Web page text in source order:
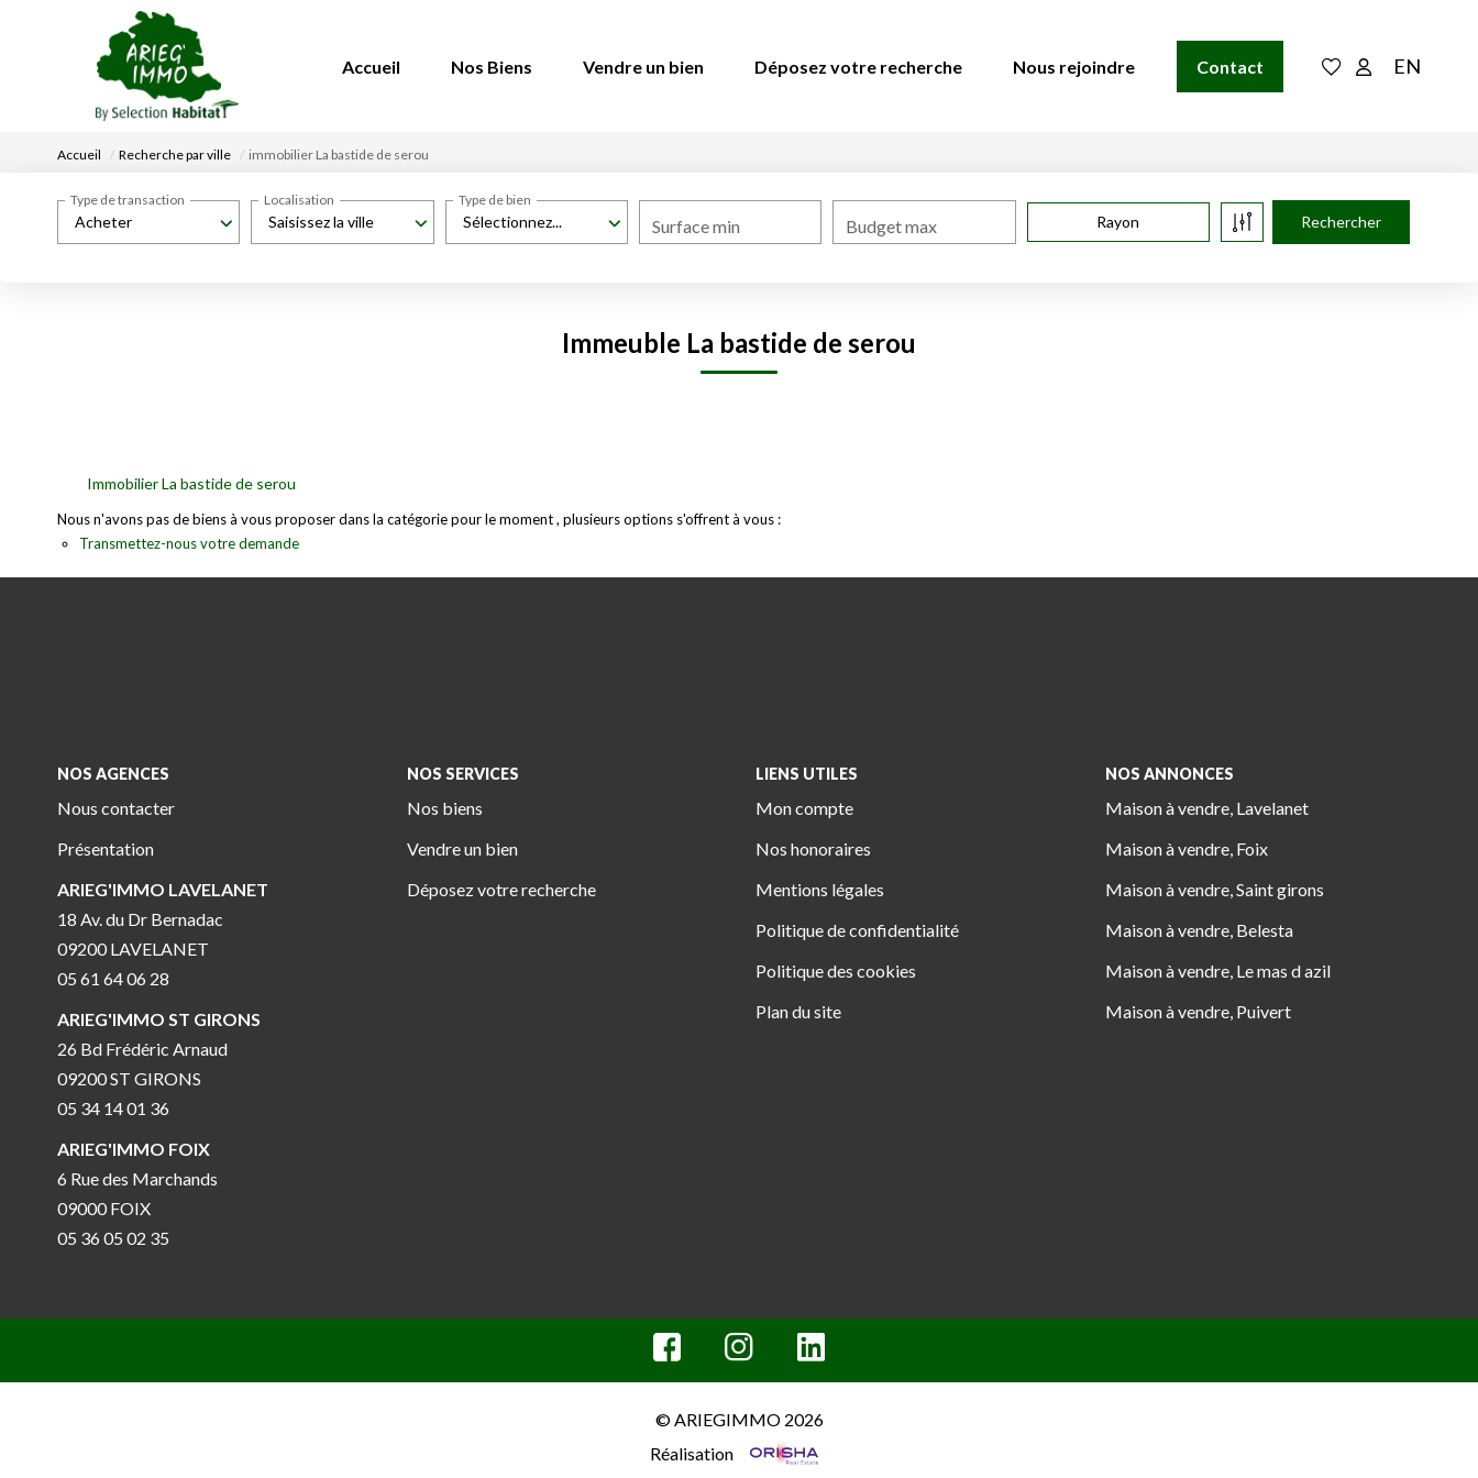
Accueil Nos Biens Vendre un bien Déposez votre recherche Nous rejoindre Contact EN
Accueil Recherche par ville immobilier La bastide de serou
Acheter
Type de transaction
Saisissez la ville
Localisation
Sélectionnez...
Type de bien
Surface min Budget max Rayon
Immeuble La bastide de serou
Immobilier La bastide de serou
Nous n'avons pas de biens à vous proposer dans la catégorie pour le moment , plusieurs options s'offrent à vous :
Transmettez-nous votre demande
NOS AGENCES
Nous contacter
Présentation
ARIEG'IMMO LAVELANET
18 Av. du Dr Bernadac
09200 LAVELANET
05 61 64 06 28
ARIEG'IMMO ST GIRONS
26 Bd Frédéric Arnaud
09200 ST GIRONS
05 34 14 01 36
ARIEG'IMMO FOIX
6 Rue des Marchands
09000 FOIX
05 36 05 02 35
NOS SERVICES
Nos biens
Vendre un bien
Déposez votre recherche
LIENS UTILES
Mon compte
Nos honoraires
Mentions légales
Politique de confidentialité
Politique des cookies
Plan du site
NOS ANNONCES
Maison à vendre, Lavelanet
Maison à vendre, Foix
Maison à vendre, Saint girons
Maison à vendre, Belesta
Maison à vendre, Le mas d azil
Maison à vendre, Puivert
© ARIEGIMMO 2026
Réalisation